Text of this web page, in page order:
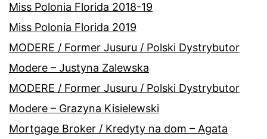
Miss Polonia Florida 2018-19
Miss Polonia Florida 2019
MODERE / Former Jusuru / Polski Dystrybutor
Modere – Justyna Zalewska
MODERE / Former Jusuru / Polski Dystrybutor
Modere – Grazyna Kisielewski
Mortgage Broker / Kredyty na dom – Agata